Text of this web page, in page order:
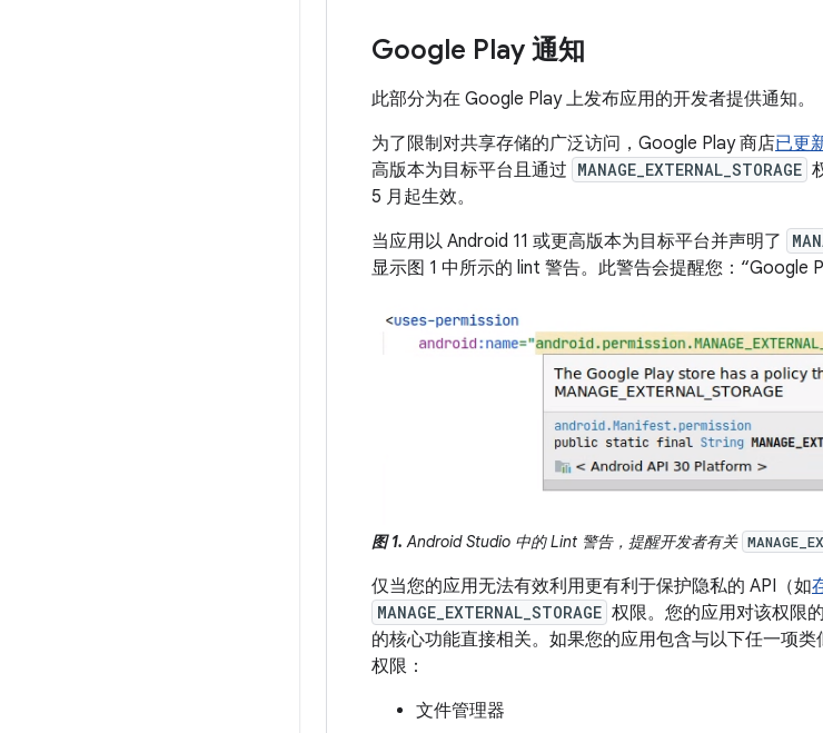
Google Play 通知
此部分为在 Google Play 上发布应用的开发者提供通知。
为了限制对共享存储的广泛访问，Google Play 商店已更
高版本为目标平台且通过 MANAGE_EXTERNAL_STORAGE
5 月起生效。
当应用以 Android 11 或更高版本为目标平台并声明了
显示图 1 中所示的 lint 警告。此警告会提醒您：“Google
图 1. Android Studio 中的 Lint 警告，提醒开发者有关
仅当您的应用无法有效利用更有利于保护隐私的 API（如
MANAGE_EXTERNAL_STORAGE 权限。您的应用对该权限
的核心功能直接相关。如果您的应用包含与以下任一项
权限：
文件管理器